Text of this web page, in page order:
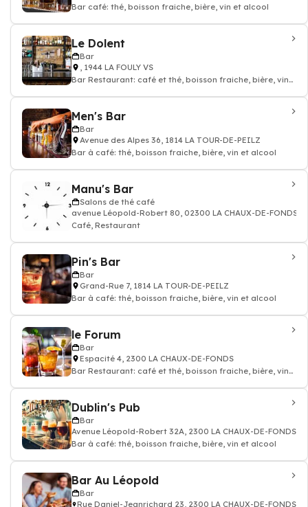
Bar café: thé, boisson fraiche, bière, vin et alcool
Le Dolent
Bar
, 1944 LA FOULY VS
Bar Restaurant: café et thé, boisson fraiche, bière, vin
Men's Bar
Bar
Avenue des Alpes 36, 1814 LA TOUR-DE-PEILZ
Bar à café: thé, boisson fraiche, bière, vin et alcool
Manu's Bar
Salons de thé café
avenue Léopold-Robert 80, 02300 LA CHAUX-DE-FONDS
Café, Restaurant
Pin's Bar
Bar
Grand-Rue 7, 1814 LA TOUR-DE-PEILZ
Bar à café: thé, boisson fraiche, bière, vin et alcool
le Forum
Bar
Espacité 4, 2300 LA CHAUX-DE-FONDS
Bar Restaurant: café et thé, boisson fraiche, bière, vin
Dublin's Pub
Bar
Avenue Léopold-Robert 32A, 2300 LA CHAUX-DE-FONDS
Bar à café: thé, boisson fraiche, bière, vin et alcool
Bar Au Léopold
Bar
Rue Daniel-Jeanrichard 23, 2300 LA CHAUX-DE-FONDS